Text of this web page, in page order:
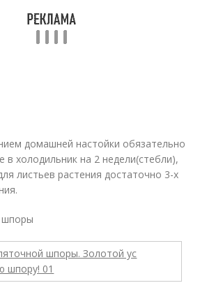
домашней настойки обязательно
в холодильник на 2 недели(стебли),
листьев растения достаточно 3-х
шпоры